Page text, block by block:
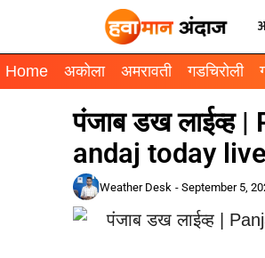
Home अकोला अमरावती गडचिरोली
पंजाब डख लाईव्ह
andaj today
Weather Desk - September 5,